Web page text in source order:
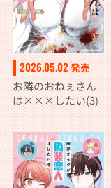
2026.05.02発売
お隣のおねぇさん
は×××したい(3)